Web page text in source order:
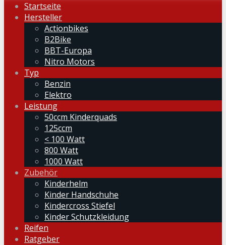
Startseite
Hersteller
Actionbikes
B2Bike
BBT-Europa
Nitro Motors
Typ
Benzin
Elektro
Leistung
50ccm Kinderquads
125ccm
< 100 Watt
800 Watt
1000 Watt
Zubehör
Kinderhelm
Kinder Handschuhe
Kindercross Stiefel
Kinder Schutzkleidung
Reifen
Ratgeber